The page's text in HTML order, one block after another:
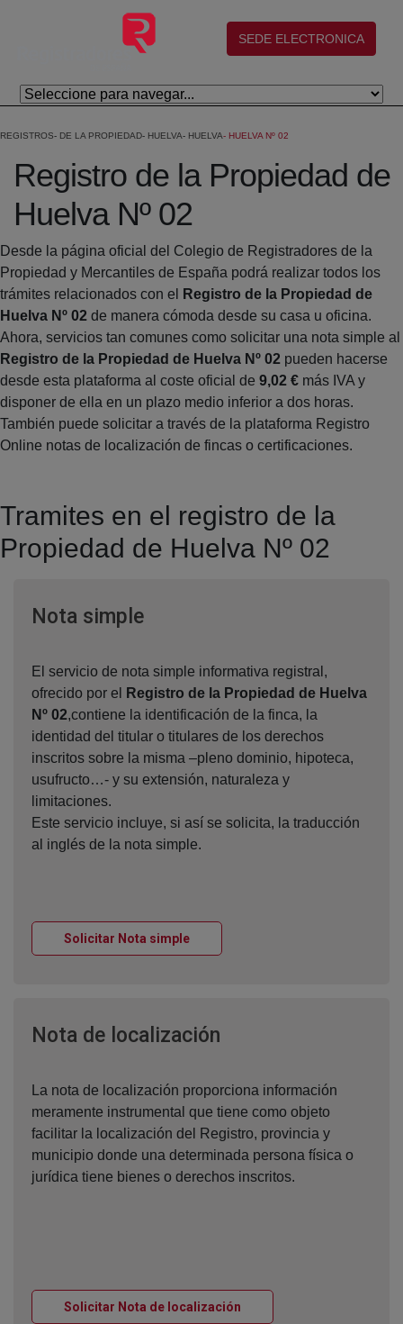
Salta al contingut principal
(abre en nueva ventana)
SEDE ELECTRONICA
REGISTROS DE LA PROPIEDAD HUELVA HUELVA HUELVA Nº 02
Registro de la Propiedad de
Huelva Nº 02
Desde la página oficial del Colegio de Registradores de la
Propiedad y Mercantiles de España podrá realizar todos los
trámites relacionados con el
Registro de la Propiedad de
Huelva Nº 02 de manera cómoda desde su casa u oficina.
Ahora, servicios tan comunes como solicitar una nota simple al
Registro de la Propiedad de Huelva Nº 02 pueden hacerse
desde esta plataforma al coste oficial de 9,02 € más IVA y
disponer de ella en un plazo medio inferior a dos horas.
También puede solicitar a través de la plataforma Registro
Online notas de localización de fincas o certificaciones.
Tramites en el registro de la
Propiedad de Huelva Nº 02
Nota simpleVentana nueva
El servicio de nota simple informativa registral,
ofrecido por el
Registro de la Propiedad de Huelva
Nº 02,contiene la identificación de la finca, la
identidad del titular o titulares de los derechos
inscritos sobre la misma –pleno dominio, hipoteca,
usufructo…- y su extensión, naturaleza y
limitaciones.
Este servicio incluye, si así se solicita, la traducción
al inglés de la nota simple.
Solicitar Nota simpleVentana nueva
Nota de localización
La nota de localización proporciona información
meramente instrumental que tiene como objeto
facilitar la localización del Registro, provincia y
municipio donde una determinada persona física o
jurídica tiene bienes o derechos inscritos.
Solicitar Nota de localización